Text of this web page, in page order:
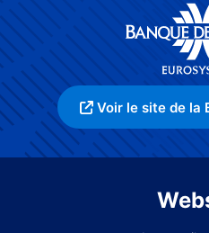
Voir le site de la